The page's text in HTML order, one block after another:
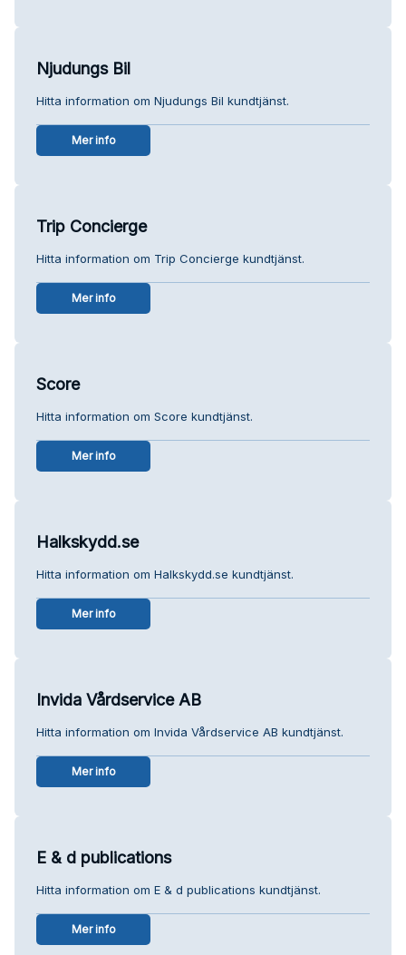
Njudungs Bil
Hitta information om Njudungs Bil kundtjänst.
Mer info
Trip Concierge
Hitta information om Trip Concierge kundtjänst.
Mer info
Score
Hitta information om Score kundtjänst.
Mer info
Halkskydd.se
Hitta information om Halkskydd.se kundtjänst.
Mer info
Invida Vårdservice AB
Hitta information om Invida Vårdservice AB kundtjänst.
Mer info
E & d publications
Hitta information om E & d publications kundtjänst.
Mer info